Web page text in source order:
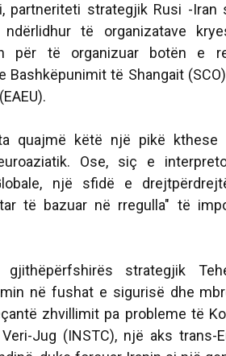
partneriteti strategjik Rusi -
të organizatave
për të organizuar botën e re
Bashkëpunimit të Shangait
quajmë këtë një pikë
Ose, siç e
një sfidë e
të bazuar në rregulla" të
gjithëpërfshirës strategjik
në fushat e sigurisë dhe
zhvillimit pa probleme të
Jug (INSTC), një aks trans-